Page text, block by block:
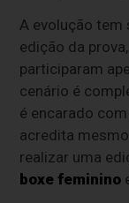
A evolução tem
edição da
participaram
cenário é
é encarado
acredita
realizar uma
boxe feminino